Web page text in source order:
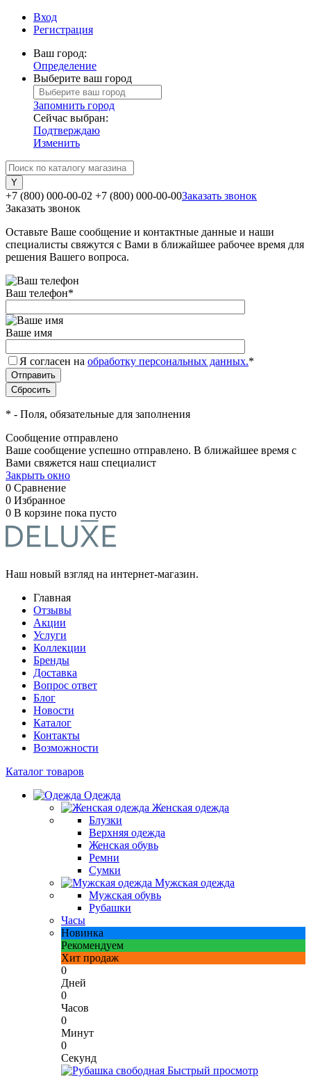
Вход
Регистрация
Ваш город:
Определение
Выберите ваш город
Запомнить город
Сейчас выбран:
Подтверждаю
Изменить
+7 (800) 000-00-02 +7 (800) 000-00-00Заказать звонок
Заказать звонок
Оставьте Ваше сообщение и контактные данные и наши
специалисты свяжутся с Вами в ближайшее рабочее время для
решения Вашего вопроса.
Ваш телефон*
Ваше имя
Я согласен на обработку персональных данных.*
* - Поля, обязательные для заполнения
Сообщение отправлено
Ваше сообщение успешно отправлено. В ближайшее время с
Вами свяжется наш специалист
Закрыть окно
0 Сравнение
0 Избранное
0 В корзине пока пусто
Наш новый взгляд на интернет-магазин.
Главная
Отзывы
Акции
Услуги
Коллекции
Бренды
Доставка
Вопрос ответ
Блог
Новости
Каталог
Контакты
Возможности
Каталог товаров
Одежда
Женская одежда
Блузки
Верхняя одежда
Женская обувь
Ремни
Сумки
Мужская одежда
Мужская обувь
Рубашки
Часы
Новинка
Рекомендуем
Хит продаж
0
Дней
0
Часов
0
Минут
0
Секунд
Быстрый просмотр